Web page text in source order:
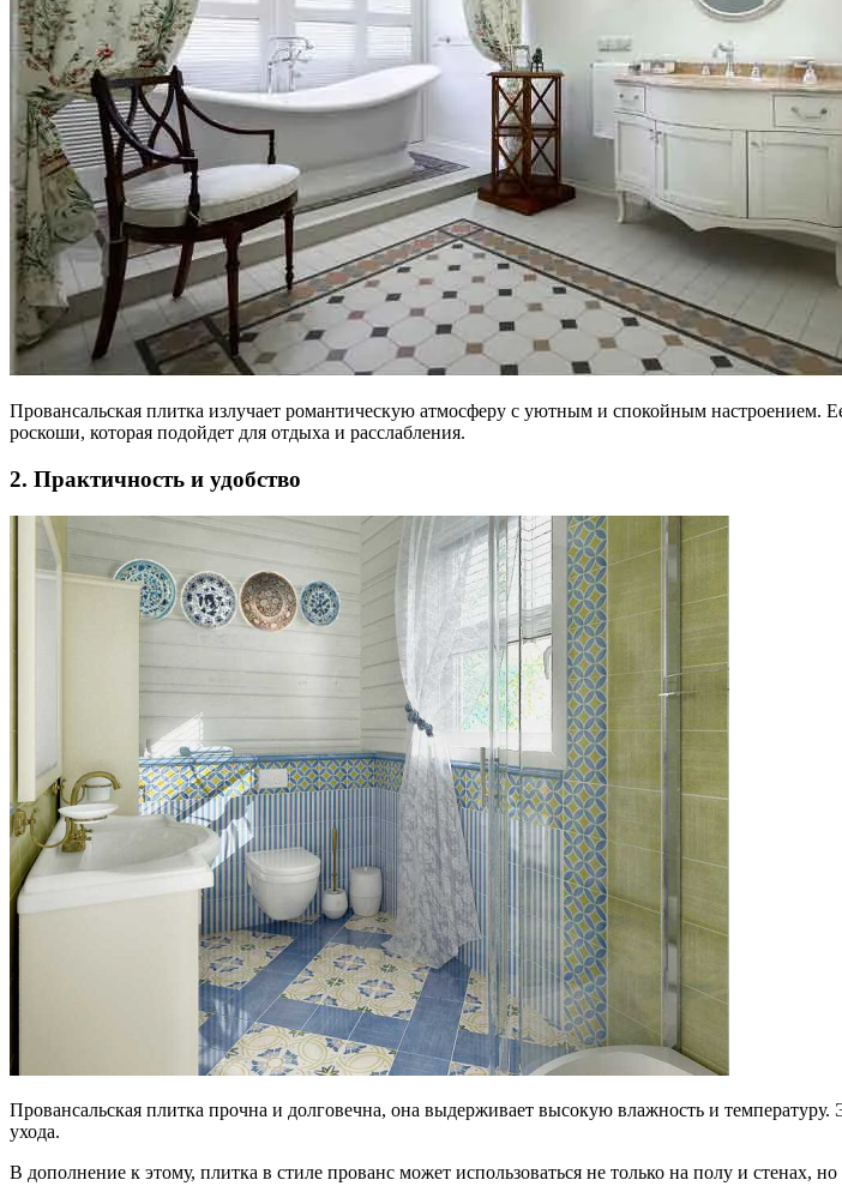
Провансальская плитка излучает романтическую атмосферу с уютным и спокойным настроением.
роскоши, которая подойдет для отдыха и расслабления.
2. Практичность и удобство
Провансальская плитка прочна и долговечна, она выдерживает высокую влажность и
ухода.
В дополнение к этому, плитка в стиле прованс может использоваться не только на полу и стенах,